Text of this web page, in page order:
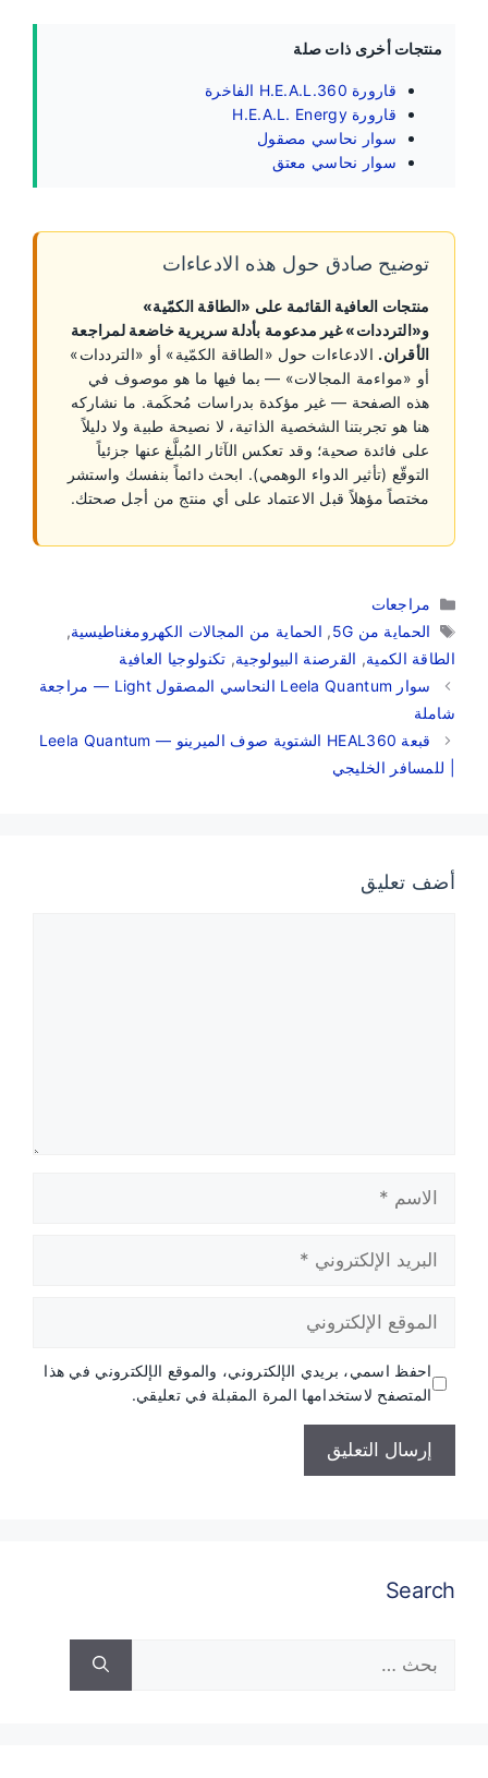
منتجات أخرى ذات صلة
قارورة H.E.A.L.360 الفاخرة
قارورة H.E.A.L. Energy
سوار نحاسي مصقول
سوار نحاسي معتق
توضيح صادق حول هذه الادعاءات
منتجات العافية القائمة على «الطاقة الكمّية»
و«الترددات» غير مدعومة بأدلة سريرية خاضعة لمراجعة
الأقران. الادعاءات حول «الطاقة الكمّية» أو «الترددات»
أو «مواءمة المجالات» — بما فيها ما هو موصوف في
هذه الصفحة — غير مؤكدة بدراسات مُحكَمة. ما نشاركه
هنا هو تجربتنا الشخصية الذاتية، لا نصيحة طبية ولا دليلاً
على فائدة صحية؛ وقد تعكس الآثار المُبلَّغ عنها جزئياً
التوقّع (تأثير الدواء الوهمي). ابحث دائماً بنفسك واستشر
مختصاً مؤهلاً قبل الاعتماد على أي منتج من أجل صحتك.
التصنيفات
مراجعات
الوسوم
الحماية من 5G , الحماية من المجالات الكهرومغناطيسية,
الطاقة الكمية, القرصنة البيولوجية, تكنولوجيا العافية
سوار Leela Quantum النحاسي المصقول Light — مراجعة
شاملة
قبعة HEAL360 الشتوية صوف الميرينو — Leela Quantum
| للمسافر الخليجي
أضف تعليق
الإلكتروني
الإلكتروني
احفظ اسمي، بريدي الإلكتروني، والموقع الإلكتروني في هذا
المتصفح لاستخدامها المرة المقبلة في تعليقي.
Search
عن: